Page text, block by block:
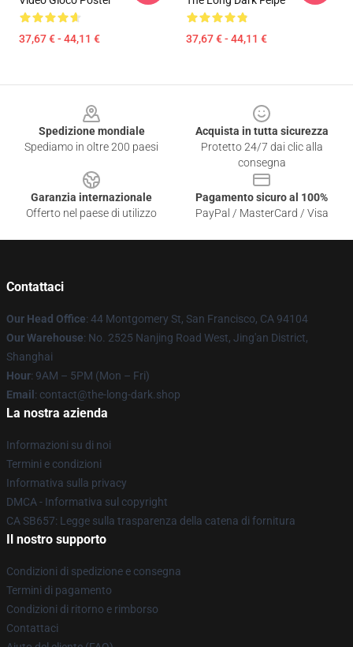
37,67 € - 44,11 € 37,67 € - 44,11 €
Spedizione mondiale
Spediamo in oltre 200 paesi
Acquista in tutta sicurezza
Protetto 24/7 dai clic alla
consegna
Garanzia internazionale
Offerto nel paese di utilizzo
Pagamento sicuro al 100%
PayPal / MasterCard / Visa
Contattaci
Our Head Office: 44 Montgomery St, San Francisco, CA 94104
Our Warehouse: No. 2525 Nanjing Road West, Jing'an District,
Shanghai
Hour: 9AM – 5PM (Mon – Fri)
Email : contact@the-long-dark.shop
La nostra azienda
Informazioni su di noi
Termini e condizioni
Informativa sulla privacy
DMCA - Informativa sul copyright
CA SB657: Legge sulla trasparenza della catena di fornitura
Il nostro supporto
Condizioni di spedizione e consegna
Termini di pagamento
Condizioni di ritorno e rimborso
Contattaci